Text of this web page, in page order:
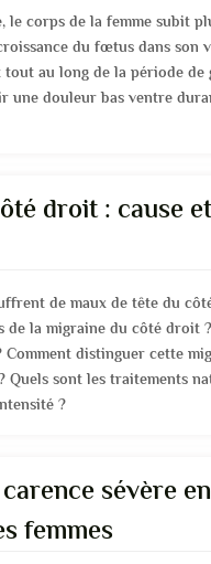
le corps de la femme subit
du fœtus dans son
au long de la période de
une douleur bas ventre
droit : cause et
de maux de tête du
de la migraine du côté droit
Comment distinguer cette
Quels sont les traitements
?
sévère en
femmes